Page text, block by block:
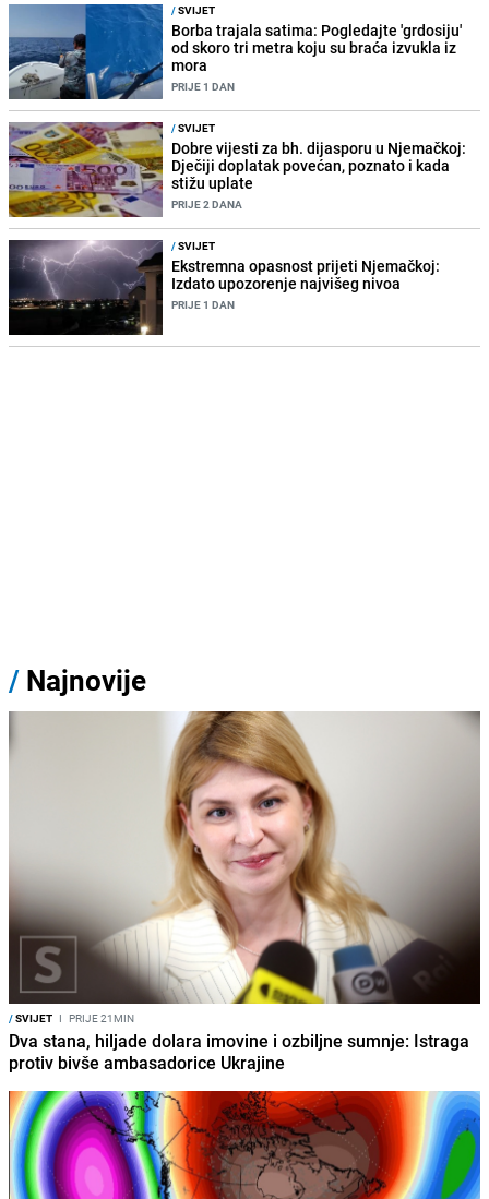
/SVIJET
Borba trajala satima: Pogledajte 'grdosiju'
od skoro tri metra koju su braća izvukla iz
mora
PRIJE 1 DAN
/SVIJET
Dobre vijesti za bh. dijasporu u Njemačkoj:
Dječiji doplatak povećan, poznato i kada
stižu uplate
PRIJE 2 DANA
/SVIJET
Ekstremna opasnost prijeti Njemačkoj:
Izdato upozorenje najvišeg nivoa
PRIJE 1 DAN
/ Najnovije
/SVIJET I PRIJE 21MIN
Dva stana, hiljade dolara imovine i ozbiljne sumnje: Istraga
protiv bivše ambasadorice Ukrajine